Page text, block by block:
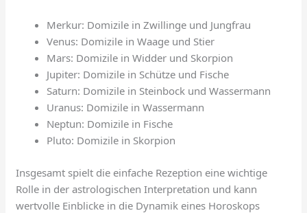
Merkur: Domizile in Zwillinge und Jungfrau
Venus: Domizile in Waage und Stier
Mars: Domizile in Widder und Skorpion
Jupiter: Domizile in Schütze und Fische
Saturn: Domizile in Steinbock und Wassermann
Uranus: Domizile in Wassermann
Neptun: Domizile in Fische
Pluto: Domizile in Skorpion
Insgesamt spielt die einfache Rezeption eine wichtige
Rolle in der astrologischen Interpretation und kann
wertvolle Einblicke in die Dynamik eines Horoskops